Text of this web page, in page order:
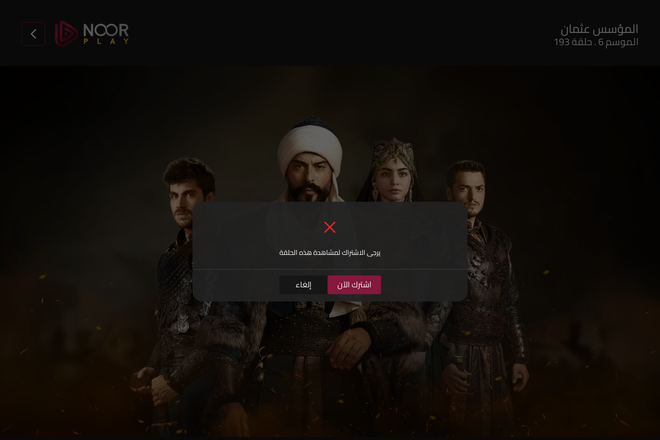
المؤسس عثمان
الموسم 6 . حلقة 193
يرجى الاشتراك لمشاهدة هذه الحلقة
اشترك الآن إلغاء